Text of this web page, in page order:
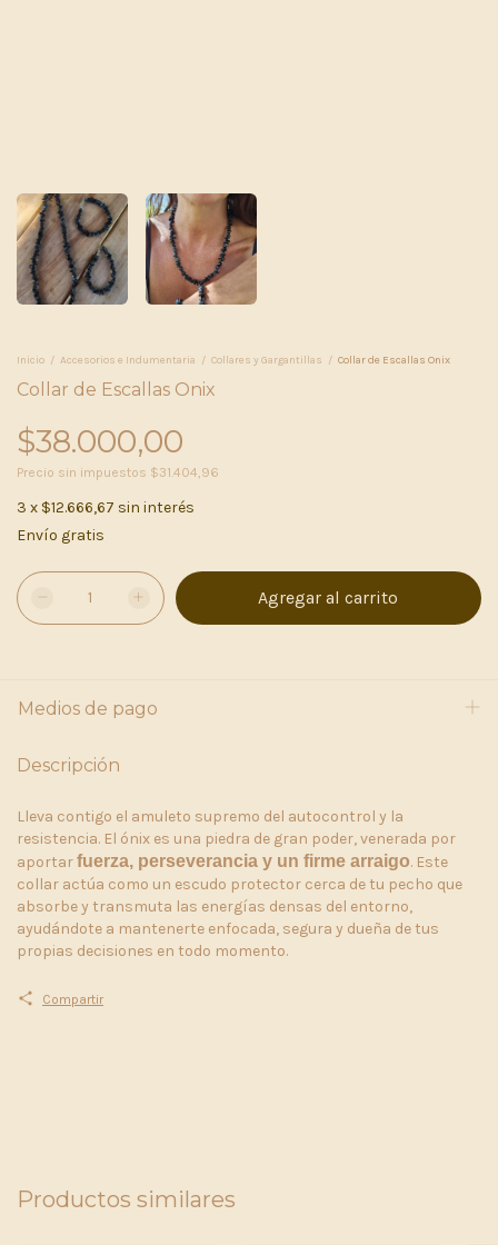
Inicio / Accesorios e Indumentaria / Collares y Gargantillas / Collar de Escallas Onix
Collar de Escallas Onix
$38.000,00
Precio sin impuestos $31.404,96
3 x $12.666,67 sin interés
Envío gratis
Medios de pago
Descripción
Lleva contigo el amuleto supremo del autocontrol y la
resistencia. El ónix es una piedra de gran poder, venerada por
aportarfuerza, perseverancia y un firme arraigo. Este
collar actúa como un escudo protector cerca de tu pecho que
absorbe y transmuta las energías densas del entorno,
ayudándote a mantenerte enfocada, segura y dueña de tus
propias decisiones en todo momento.
Compartir
Productos similares